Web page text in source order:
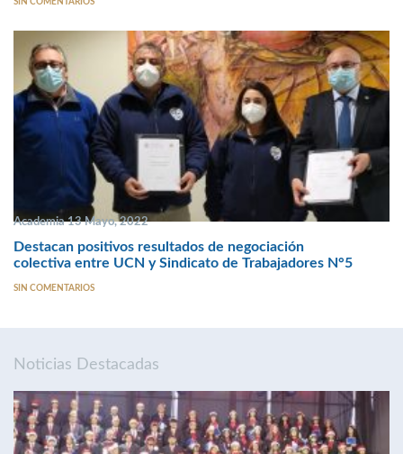
Academia 13 Mayo, 2022
Destacan positivos resultados de negociación
colectiva entre UCN y Sindicato de Trabajadores N°5
SIN COMENTARIOS
Noticias Destacadas